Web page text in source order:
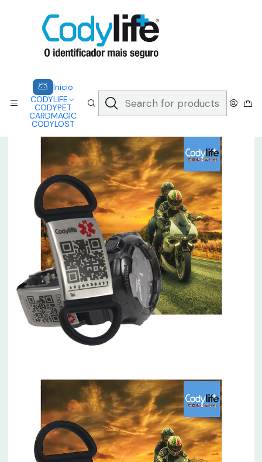
Início
CODYLIFE
CODYPET
CARDMAGIC
CODYLOST
A CODYLIFE PERMITE AOS SOCORRISTAS ACEDER
INSTANTANEAMENTE AOS SEUS DADOS ATRAVÉS DE UM QR CODE
Saber mais